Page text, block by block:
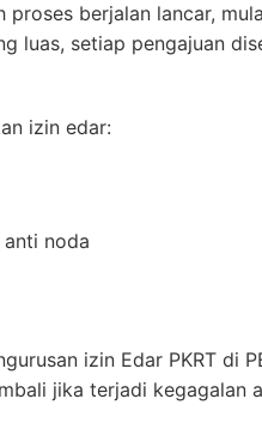
proses berjalan lancar,
luas, setiap pengajuan
izin edar:
noda
izin Edar PKRT di
jika terjadi kegagalan